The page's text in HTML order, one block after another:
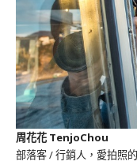
周花花 TenjoChou
部落客 / 行銷人，愛拍照